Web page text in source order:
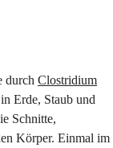
durch Clostridium
Erde, Staub und
Schnitte,
Körper. Einmal im